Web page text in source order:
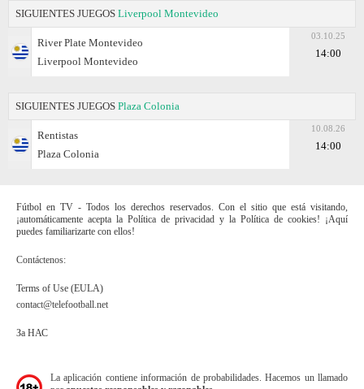
SIGUIENTES JUEGOS Liverpool Montevideo
River Plate Montevideo
Liverpool Montevideo
03.10.25
14:00
SIGUIENTES JUEGOS Plaza Colonia
Rentistas
Plaza Colonia
10.08.26
14:00
Fútbol en TV - Todos los derechos reservados. Con el sitio que está visitando,
¡automáticamente acepta la Política de privacidad y la Política de cookies! ¡Aquí
puedes familiarizarte con ellos!
Contáctenos:
Terms of Use (EULA)
contact@telefootball.net
За НАС
La aplicación contiene información de probabilidades. Hacemos un llamado